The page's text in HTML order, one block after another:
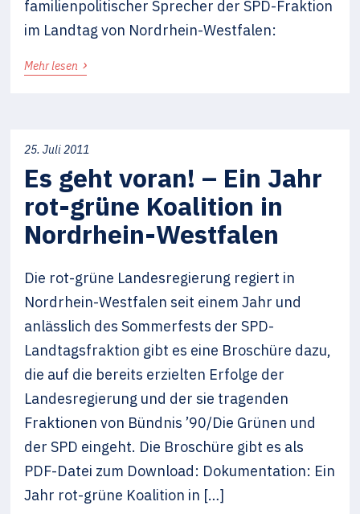
familienpolitischer Sprecher der SPD-Fraktion
im Landtag von Nordrhein-Westfalen:
Mehr lesen ›
25. Juli 2011
Es geht voran! – Ein Jahr
rot-grüne Koalition in
Nordrhein-Westfalen
Die rot-grüne Landesregierung regiert in
Nordrhein-Westfalen seit einem Jahr und
anlässlich des Sommerfests der SPD-
Landtagsfraktion gibt es eine Broschüre dazu,
die auf die bereits erzielten Erfolge der
Landesregierung und der sie tragenden
Fraktionen von Bündnis ’90/Die Grünen und
der SPD eingeht. Die Broschüre gibt es als
PDF-Datei zum Download: Dokumentation: Ein
Jahr rot-grüne Koalition in […]